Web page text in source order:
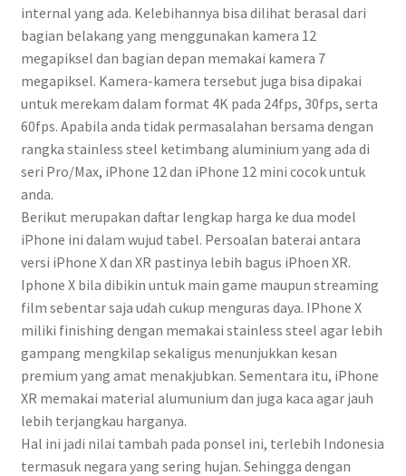
internal yang ada. Kelebihannya bisa dilihat berasal dari
bagian belakang yang menggunakan kamera 12
megapiksel dan bagian depan memakai kamera 7
megapiksel. Kamera-kamera tersebut juga bisa dipakai
untuk merekam dalam format 4K pada 24fps, 30fps, serta
60fps. Apabila anda tidak permasalahan bersama dengan
rangka stainless steel ketimbang aluminium yang ada di
seri Pro/Max, iPhone 12 dan iPhone 12 mini cocok untuk
anda.
Berikut merupakan daftar lengkap harga ke dua model
iPhone ini dalam wujud tabel. Persoalan baterai antara
versi iPhone X dan XR pastinya lebih bagus iPhoen XR.
Iphone X bila dibikin untuk main game maupun streaming
film sebentar saja udah cukup menguras daya. IPhone X
miliki finishing dengan memakai stainless steel agar lebih
gampang mengkilap sekaligus menunjukkan kesan
premium yang amat menakjubkan. Sementara itu, iPhone
XR memakai material alumunium dan juga kaca agar jauh
lebih terjangkau harganya.
Hal ini jadi nilai tambah pada ponsel ini, terlebih Indonesia
termasuk negara yang sering hujan. Sehingga dengan